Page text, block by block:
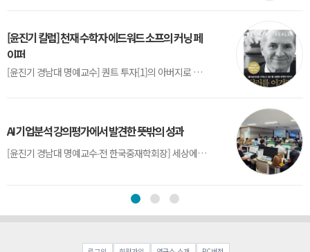
[윤진기 칼럼] 천재 수학자 에드워드 소프의 커닝 페
이퍼
[윤진기 경남대 명예교수] 퀀트 투자[1]의 아버지로 불리는 에드워드 소프(Edward O. Thorp)는 수학계에서 천재로 알려진 인물이다. 그는 수학자이지만, 투자 업계에도 여러 가지 흥미로운 일화를 남겼다.수학을 이용하여 카지노를 이길 수 있는지가 궁금했던 그는 동료 교수가 소개해 준 블랙잭(Blackjack) 전략의 핵심을 손바닥 크기의 종이에 요...
AI 기업분석 강의평가에서 발견한 뜻밖의 성과
[윤진기 경남대 명예교수∙전 한국중재학회장] 세상에는 우연처럼 보이지만 인류의 진보를 이끌어낸 사건들이 있다. 영국의 알렉산더 플레밍(Alexander Fleming)이 곰팡이 핀 페트리 접시(Petri dish)를 버리지 않고[1] 관찰해 페니실린을 발견한 것은 그 대표적 사례다. 무심히 지나쳤다면 결코 없었을 혁신이었다.지난 7월 5일, 필자가 개발한 기업...